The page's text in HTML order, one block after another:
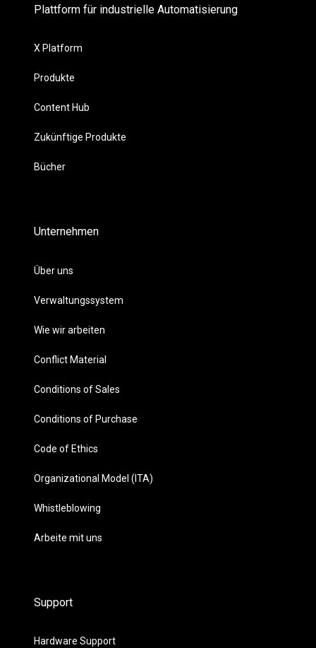
Plattform für industrielle Automatisierung
X Platform
Produkte
Content Hub
Zukünftige Produkte
Bücher
Unternehmen
Über uns
Verwaltungssystem
Wie wir arbeiten
Conflict Material
Conditions of Sales
Conditions of Purchase
Code of Ethics
Organizational Model (ITA)
Whistleblowing
Arbeite mit uns
Support
Hardware Support